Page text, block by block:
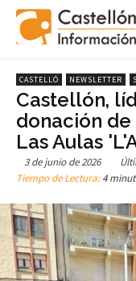
CASTELLÓ NEWSLETTER
Castellón,
donación
Las Aulas
3 de junio de 2026
Tiempo de Lectura:4